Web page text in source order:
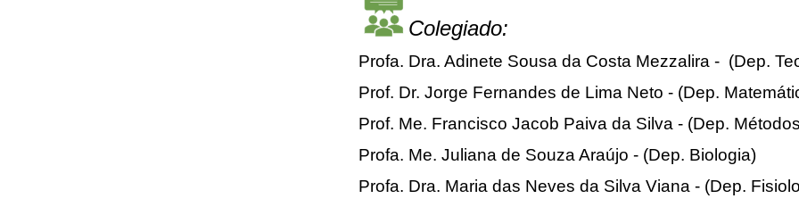
Colegiado:
Profa. Dra. Adinete Sousa da Costa Mezzalira - (Dep.
Prof. Dr. Jorge Fernandes de Lima Neto - (Dep.
Prof. Me. Francisco Jacob Paiva da Silva - (Dep.
Profa. Me. Juliana de Souza Araújo - (Dep. Biologia)
Profa. Dra. Maria das Neves da Silva Viana - (Dep.